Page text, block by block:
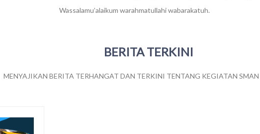
Wassalamu’alaikum warahmatullahi wabarakatuh.
BERITA TERKINI
MENYAJIKAN BERITA TERHANGAT DAN TERKINI TENTANG KEGIATAN